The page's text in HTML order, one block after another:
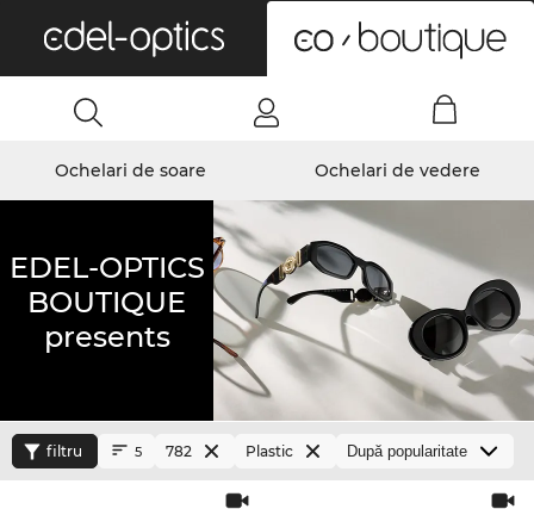
Ochelari de soare Ochelari de vedere
EDEL-OPTICS
BOUTIQUE
presents
filtru 5 782 Plastic